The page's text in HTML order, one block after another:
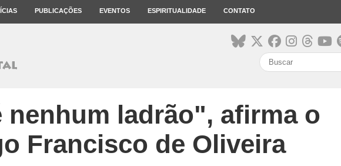
PUBLICAÇÕES EVENTOS ESPIRITUALIDADE CONTATO
nenhum ladrão", afirma o
Francisco de Oliveira